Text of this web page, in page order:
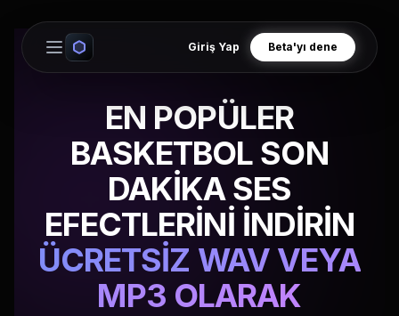
Open main menu
Giriş Yap Beta'yı dene
EN POPÜLER
BASKETBOL SON
DAKİKA SES
EFECTLERİNİ İNDİRİN
ÜCRETSİZ WAV VEYA
MP3 OLARAK